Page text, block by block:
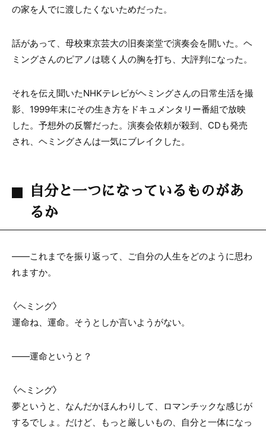
の家を人でに渡したくないためだった。
話があって、母校東京芸大の旧奏楽堂で演奏会を開いた。ヘ
ミングさんのピアノは聴く人の胸を打ち、大評判になった。
それを伝え聞いたNHKテレビがヘミングさんの日常生活を撮
影、1999年末にその生き方をドキュメンタリー番組で放映
した。予想外の反響だった。演奏会依頼が殺到、CDも発売
され、ヘミングさんは一気にブレイクした。
自分と一つになっているものがあ
るか
――これまでを振り返って、ご自分の人生をどのように思わ
れますか。
〈ヘミング〉
運命ね、運命。そうとしか言いようがない。
――運命というと？
〈ヘミング〉
夢というと、なんだかほんわりして、ロマンチックな感じが
するでしょ。だけど、もっと厳しいもの、自分と一体になっ